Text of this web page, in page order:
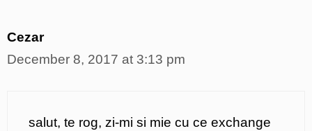
Cezar
December 8, 2017 at 3:13 pm
salut, te rog, zi-mi si mie cu ce exchange